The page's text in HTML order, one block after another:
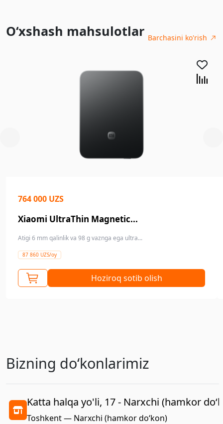
O‘xshash mahsulotlar Barchasini ko'rish
764 000 UZS
Xiaomi UltraThin Magnetic...
Atigi 6 mm qalinlik va 98 g vaznga ega ultra...
87 860 UZS/oy
Hoziroq sotib olish
Bizning doʻkonlarimiz
Katta halqa yo'li, 17 - Narxchi (hamkor
Toshkent — Narxchi (hamkor do‘kon)